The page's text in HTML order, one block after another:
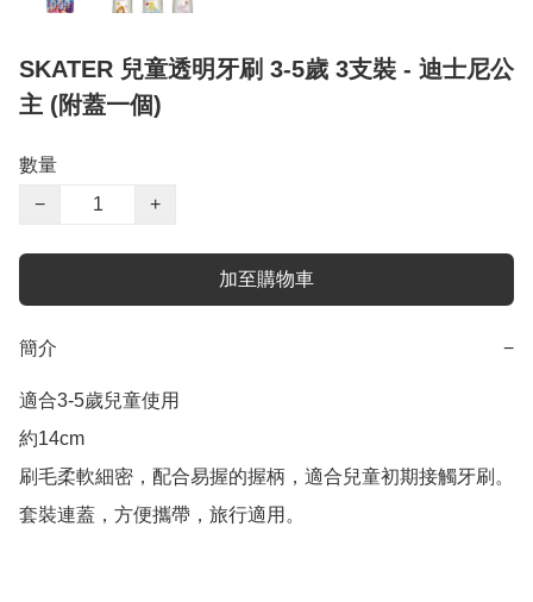
SKATER 兒童透明牙刷 3-5歲 3支裝 - 迪士尼公
主 (附蓋一個)
數量
−
+
加至購物車
簡介 −
適合3-5歲兒童使用
約14cm
刷毛柔軟細密，配合易握的握柄，適合兒童初期接觸牙刷。
套裝連蓋，方便攜帶，旅行適用。